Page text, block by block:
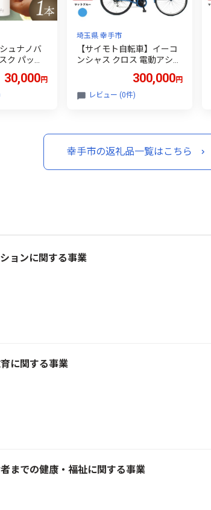
ュナノバ
ク パック
美容 スキ
癒し 香
30,000円
埼玉県 幸手市
【サイモト自転車】イーコ
ンシャス クロス 電動アシス
トブルー - 700C ６段ギア 変
速あり 電動自転車 電動アシ
300,000円
レビュー (0件)
幸手市の返礼品一覧はこちら
ョンに関する事業
に関する事業
までの健康・福祉に関する事業